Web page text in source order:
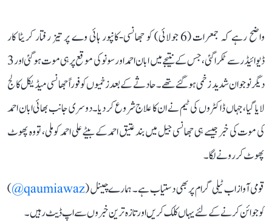
واضح رہے کہ جمعرات (6 جولائی) کو جھانسی-کانپور ہائی وے پر تیز رفتار کریٹا کار
ڈیوائیڈر سے ٹکرا گئی، جس کے نتیجے میں ابان احمد اور سونو کی موقع پر ہی موت ہو گئی اور 3
دیگر نوجوان شدید زخمی ہو گئے تھے۔ حادثے کے بعد زخمیوں کو فوراً جھانسی میڈیکل کالج
لایا گیا، جہاں ڈاکٹروں کی ٹیم نے ان کا علاج شروع کر دیا۔ دوسری جانب بھائی ابان احمد
کی موت کی خبر جیسے ہی جھانسی جیل میں بند عتیق احمد کے بیٹے علی احمد کو ملی، تو وہ پھوٹ
پھوٹ کر رونے لگا۔
قومی آواز اب ٹیلی گرام پر بھی دستیاب ہے۔ ہمارے چینل (qaumiawaz@
)
کو جوائن کرنے کے لئے یہاں کلک کریں اور تازہ ترین خبروں سے اپ ڈیٹ رہیں۔